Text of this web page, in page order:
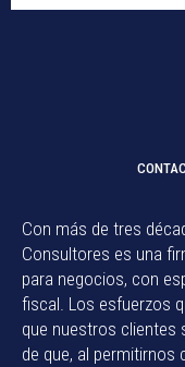
Con más de tres
Consultores es una
para negocios, con
fiscal. Los esfuerzos
que nuestros clientes
de que, al permitirnos